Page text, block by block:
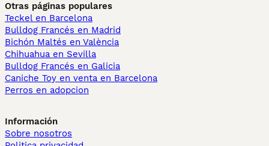
Otras páginas populares
Teckel en Barcelona
Bulldog Francés en Madrid
Bichón Maltés en València
Chihuahua en Sevilla
Bulldog Francés en Galicia
Caniche Toy en venta en Barcelona
Perros en adopcion
Información
Sobre nosotros